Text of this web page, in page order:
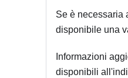
Se è necessaria
disponibile una
Informazioni
disponibili